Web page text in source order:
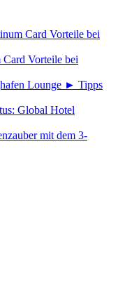
Card Vorteile bei
Vorteile bei
Lounge ► Tipps
Global Hotel
mit dem 3-